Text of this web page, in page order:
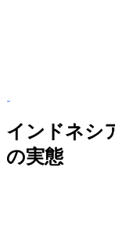
インドネシ
の実態